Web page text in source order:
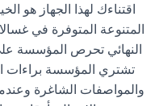
اقتناءك لهذا الجهاز هو
المتنوعة المتوفرة في
النهائي تحرص المؤسسة
تشتري المؤسسة براءات
والمواصفات الشاغرة